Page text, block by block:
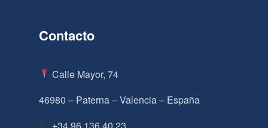
Contacto
Calle Mayor, 74
46980 – Paterna – Valencia – España
+34 96 136 40 23